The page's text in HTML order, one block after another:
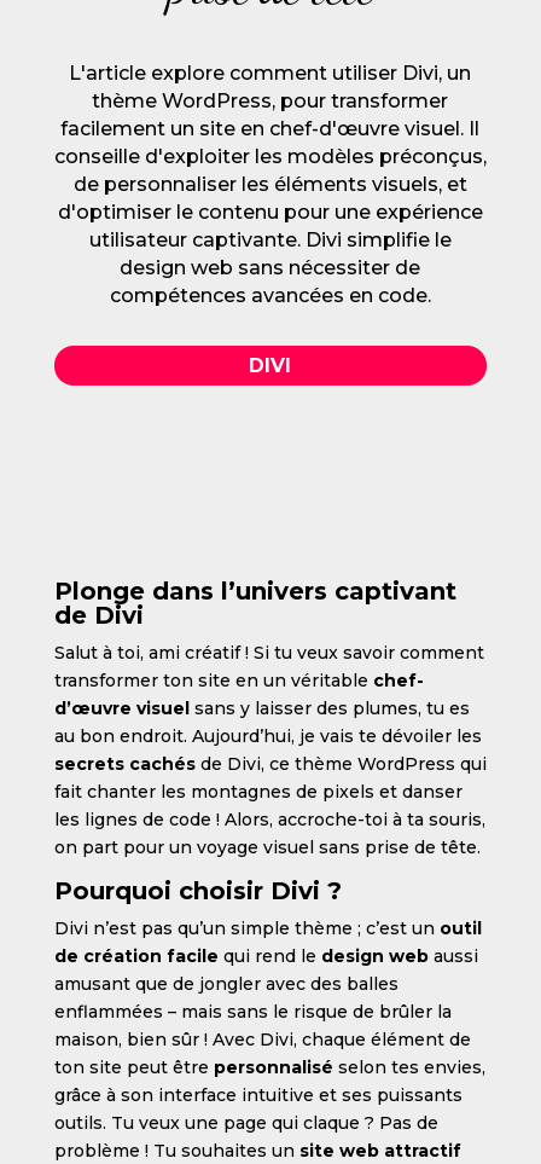
L'article explore comment utiliser Divi, un
thème WordPress, pour transformer
facilement un site en chef-d'œuvre visuel. Il
conseille d'exploiter les modèles préconçus,
de personnaliser les éléments visuels, et
d'optimiser le contenu pour une expérience
utilisateur captivante. Divi simplifie le
design web sans nécessiter de
compétences avancées en code.
DIVI
Plonge dans l’univers captivant
de Divi
Salut à toi, ami créatif ! Si tu veux savoir comment
transformer ton site en un véritable chef-
d’œuvre visuelsans y laisser des plumes, tu es
au bon endroit. Aujourd’hui, je vais te dévoiler les
secrets cachésde Divi, ce thème WordPress qui
fait chanter les montagnes de pixels et danser
les lignes de code ! Alors, accroche-toi à ta souris,
on part pour un voyage visuel sans prise de tête.
Pourquoi choisir Divi ?
Divi n’est pas qu’un simple thème ; c’est un outil
de création facile qui rend le design webaussi
amusant que de jongler avec des balles
enflammées – mais sans le risque de brûler la
maison, bien sûr ! Avec Divi, chaque élément de
ton site peut être personnalisé selon tes envies,
grâce à son interface intuitive et ses puissants
outils. Tu veux une page qui claque ? Pas de
problème ! Tu souhaites un site web attractif